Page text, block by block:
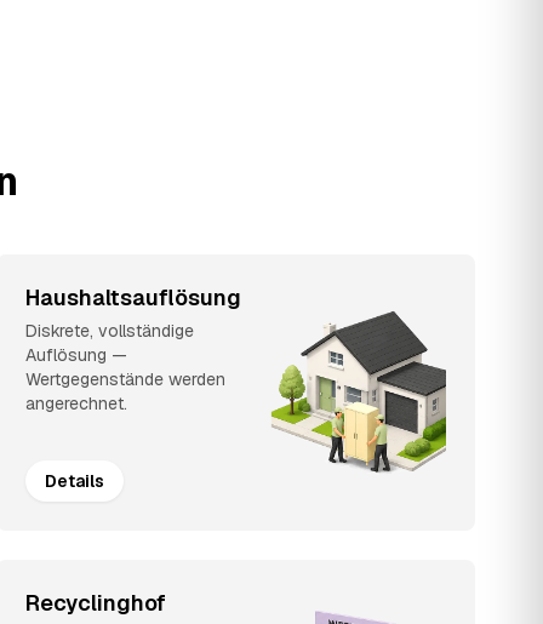
Haushaltsauflösung
Diskrete, vollständige
Auflösung —
Wertgegenstände werden
angerechnet.
Details
Recyclinghof